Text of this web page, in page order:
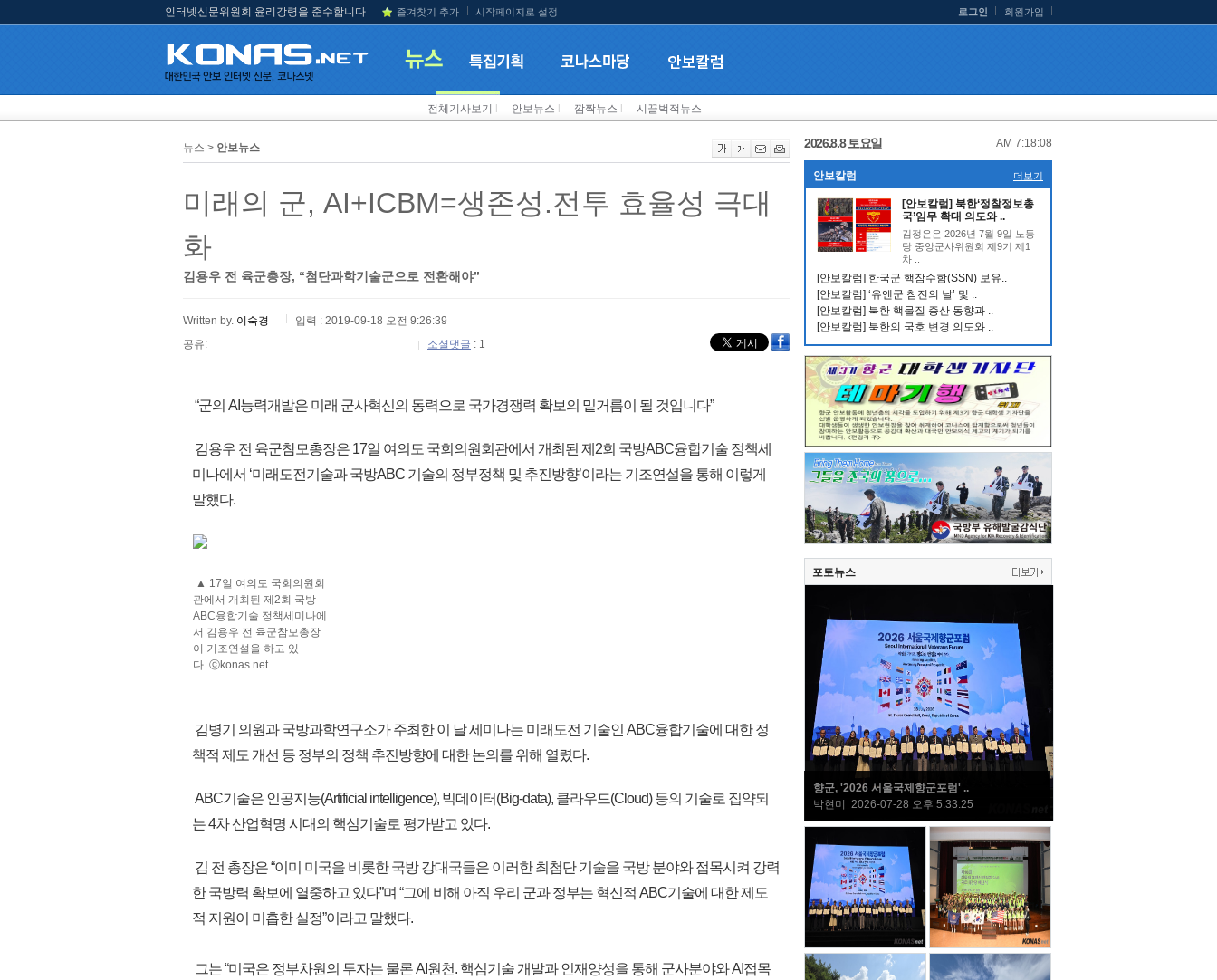
인터넷신문위원회 윤리강령을 준수합니다 즐겨찾기 추가 시작페이지로 설정 로그인 회원가입
전체기사보기 안보뉴스 깜짝뉴스 시끌벅적뉴스
뉴스 > 안보뉴스
미래의 군, AI+ICBM=생존성.전투 효율성 극대
화
김용우 전 육군총장, “첨단과학기술군으로 전환해야”
Written by. 이숙경
입력 : 2019-09-18 오전 9:26:39
공유:
소셜댓글 : 1
“군의 AI능력개발은 미래 군사혁신의 동력으로 국가경쟁력 확보의 밑거름이 될 것입니다”
김용우 전 육군참모총장은 17일 여의도 국회의원회관에서 개최된 제2회 국방ABC융합기술 정책세
미나에서 ‘미래도전기술과 국방ABC 기술의 정부정책 및 추진방향’이라는 기조연설을 통해 이렇게
말했다.
▲ 17일 여의도 국회의원회
관에서 개최된 제2회 국방
ABC융합기술 정책세미나에
서 김용우 전 육군참모총장
이 기조연설을 하고 있
다. ⓒkonas.net
김병기 의원과 국방과학연구소가 주최한 이 날 세미나는 미래도전 기술인 ABC융합기술에 대한 정
책적 제도 개선 등 정부의 정책 추진방향에 대한 논의를 위해 열렸다.
ABC기술은 인공지능(Artificial intelligence), 빅데이터(Big-data), 클라우드(Cloud) 등의 기술로 집약되
는 4차 산업혁명 시대의 핵심기술로 평가받고 있다.
김 전 총장은 “이미 미국을 비롯한 국방 강대국들은 이러한 최첨단 기술을 국방 분야와 접목시켜 강력
한 국방력 확보에 열중하고 있다”며 “그에 비해 아직 우리 군과 정부는 혁신적 ABC기술에 대한 제도
적 지원이 미흡한 실정”이라고 말했다.
그는 “미국은 정부차원의 투자는 물론 AI원천. 핵심기술 개발과 인재양성을 통해 군사분야와 AI접목
2026.8.8 토요일 AM 7:18:09
안보칼럼 더보기
[안보칼럼] 북한‘정찰정보총
국’임무 확대 의도와 ..
김정은은 2026년 7월 9일 노동
당 중앙군사위원회 제9기 제1
차 ..
[안보칼럼] 한국군 핵잠수함(SSN) 보유..
[안보칼럼] ‘유엔군 참전의 날’ 및 ..
[안보칼럼] 북한 핵물질 증산 동향과 ..
[안보칼럼] 북한의 국호 변경 의도와 ..
포토뉴스
향군, '2026 서울국제향군포럼' ..
박현미 2026-07-28 오후 5:33:25